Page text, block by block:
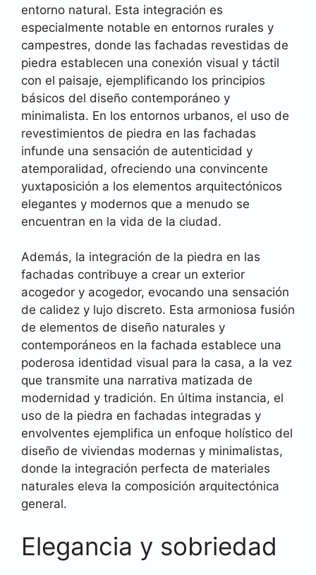
entorno natural. Esta integración es
especialmente notable en entornos rurales y
campestres, donde las fachadas revestidas de
piedra establecen una conexión visual y táctil
con el paisaje, ejemplificando los principios
básicos del diseño contemporáneo y
minimalista. En los entornos urbanos, el uso de
revestimientos de piedra en las fachadas
infunde una sensación de autenticidad y
atemporalidad, ofreciendo una convincente
yuxtaposición a los elementos arquitectónicos
elegantes y modernos que a menudo se
encuentran en la vida de la ciudad.
Además, la integración de la piedra en las
fachadas contribuye a crear un exterior
acogedor y acogedor, evocando una sensación
de calidez y lujo discreto. Esta armoniosa fusión
de elementos de diseño naturales y
contemporáneos en la fachada establece una
poderosa identidad visual para la casa, a la vez
que transmite una narrativa matizada de
modernidad y tradición. En última instancia, el
uso de la piedra en fachadas integradas y
envolventes ejemplifica un enfoque holístico del
diseño de viviendas modernas y minimalistas,
donde la integración perfecta de materiales
naturales eleva la composición arquitectónica
general.
Elegancia y sobriedad